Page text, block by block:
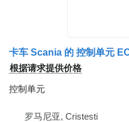
卡车 Scania 的 控制单元
根据请求提供价格
控制单元
罗马尼亚, Cristesti